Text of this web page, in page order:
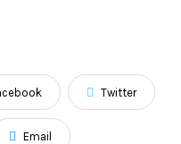
Twitter
Email